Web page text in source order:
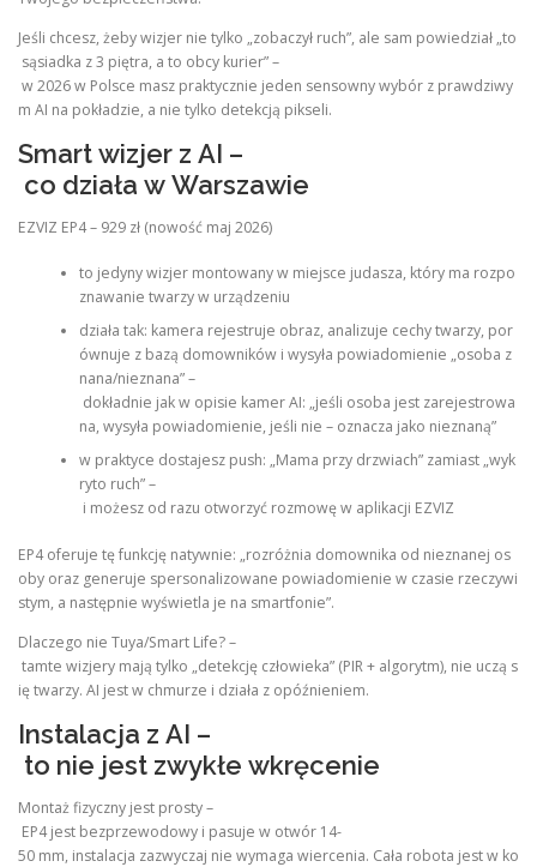
Jeśli chcesz, żeby wizjer nie tylko „zobaczył ruch”, ale sam powiedział „to
sąsiadka z 3 piętra, a to obcy kurier” –
w 2026 w Polsce masz praktycznie jeden sensowny wybór z prawdziwy
m AI na pokładzie, a nie tylko detekcją pikseli.
Smart wizjer z AI –
co działa w Warszawie
EZVIZ EP4 – 929 zł (nowość maj 2026)
to jedyny wizjer montowany w miejsce judasza, który ma rozpo
znawanie twarzy w urządzeniu
działa tak: kamera rejestruje obraz, analizuje cechy twarzy, por
ównuje z bazą domowników i wysyła powiadomienie „osoba z
nana/nieznana” –
dokładnie jak w opisie kamer AI: „jeśli osoba jest zarejestrowa
na, wysyła powiadomienie, jeśli nie – oznacza jako nieznaną”
w praktyce dostajesz push: „Mama przy drzwiach” zamiast „wyk
ryto ruch” –
i możesz od razu otworzyć rozmowę w aplikacji EZVIZ
EP4 oferuje tę funkcję natywnie: „rozróżnia domownika od nieznanej os
oby oraz generuje spersonalizowane powiadomienie w czasie rzeczywi
stym, a następnie wyświetla je na smartfonie”.
Dlaczego nie Tuya/Smart Life? –
tamte wizjery mają tylko „detekcję człowieka” (PIR + algorytm), nie uczą s
ię twarzy. AI jest w chmurze i działa z opóźnieniem.
Instalacja z AI –
to nie jest zwykłe wkręcenie
Montaż fizyczny jest prosty –
EP4 jest bezprzewodowy i pasuje w otwór 14-
50 mm, instalacja zazwyczaj nie wymaga wiercenia. Cała robota jest w ko